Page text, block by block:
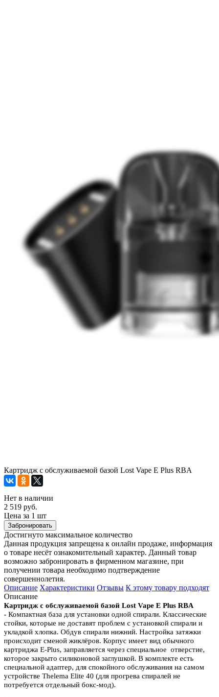
Картридж с обслуживаемой базой Lost Vape E Plus RBA
Нет в наличии
2 519 руб.
Цена за 1 шт
Забронировать
Достигнуто максимальное количество
Данная продукция запрещена к онлайн продаже, информация
о товаре несёт ознакомительный характер. Данный товар
возможно забронировать в фирменном магазине, при
получении товара необходимо подтверждение
совершеннолетия.
Описание Характеристики Отзывы К этому товару подходят
Описание
Картридж с обслуживаемой базой Lost Vape E Plus RBA
- Компактная база для установки одной спирали. Классические
стойки, которые не доставят проблем с установкой спирали и
укладкой хлопка. Обдув спирали нижний. Настройка затяжки
происходит сменой жиклёров. Корпус имеет вид обычного
картриджа E-Plus, заправляется через специальное отверстие,
которое закрыто силиконовой заглушкой. В комплекте есть
специальной адаптер, для спокойного обслуживания на самом
устройстве Thelema Elite 40 (для прогрева спиралей не
потребуется отдельный бокс-мод).